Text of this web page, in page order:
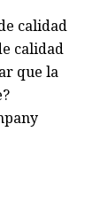
calidad
calidad
que la